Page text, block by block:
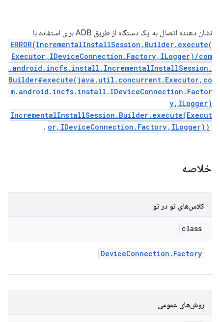
نشان دهنده اتصال به یک دستگاه از طریق ADB برای استفاده با
ERROR(IncrementalInstallSession.Builder.execute(
Executor,IDeviceConnection.Factory,ILogger)/com
.android.incfs.install.IncrementalInstallSession.
Builder#execute(java.util.concurrent.Executor,co
m.android.incfs.install.IDeviceConnection.Factor
y,ILogger)
IncrementalInstallSession.Builder.execute(Execut
or,IDeviceConnection.Factory,ILogger))
.
خلاصه
کلاس‌های تو در تو
class
DeviceConnection . Factory
روش‌های عمومی